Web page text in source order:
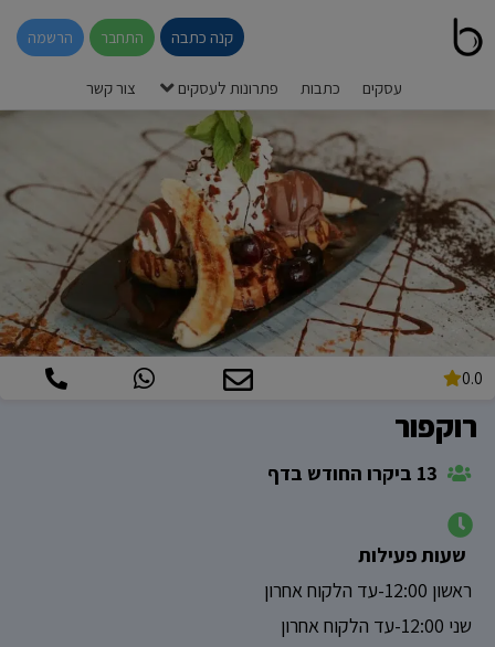
קנה כתבה התחבר הרשמה
עסקים כתבות פתרונות לעסקים צור קשר
0.0
רוקפור
שעות פעילות
ראשון 12:00-עד הלקוח אחרון
שני 12:00-עד הלקוח אחרון